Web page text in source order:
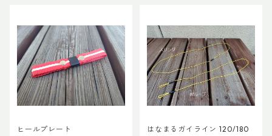
ヒールプレート はなまるガイライン 120/180